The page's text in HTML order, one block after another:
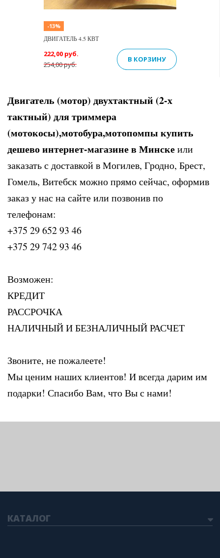
-13%
ДВИГАТЕЛЬ 4.5 КВТ
254,00 руб.
222,00 руб.
В КОРЗИНУ
Двигатель (мотор) двухтактный (2-х
тактный) для триммера
(мотокосы),мотобура,мотопомпы купить
дешево интернет-магазине в Минскеили
заказать с доставкой в Могилев, Гродно, Брест,
Гомель, Витебск можно прямо сейчас, оформив
заказ у нас на сайте или позвонив по
телефонам:
+375 29 652 93 46
+375 29 742 93 46
Возможен:
КРЕДИТ
РАССРОЧКА
НАЛИЧНЫЙ И БЕЗНАЛИЧНЫЙ РАСЧЕТ
Звоните, не пожалеете!
Мы ценим наших клиентов! И всегда дарим им
подарки! Спасибо Вам, что Вы с нами!
КАТАЛОГ